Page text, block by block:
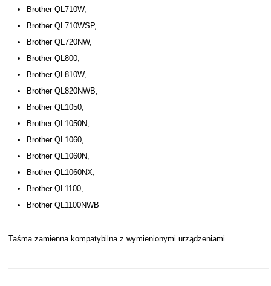
Brother QL710W,
Brother QL710WSP,
Brother QL720NW,
Brother QL800,
Brother QL810W,
Brother QL820NWB,
Brother QL1050,
Brother QL1050N,
Brother QL1060,
Brother QL1060N,
Brother QL1060NX,
Brother QL1100,
Brother QL1100NWB
Taśma zamienna kompatybilna z wymienionymi urządzeniami.